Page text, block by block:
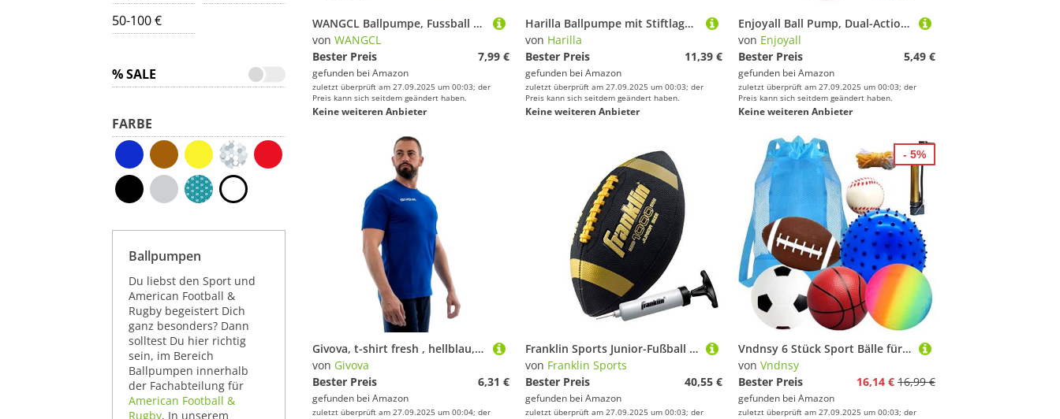
50-100 €
% SALE
FARBE
Ballpumpen
Du liebst den Sport und
American Football &
Rugby begeistert Dich
ganz besonders? Dann
solltest Du hier richtig
sein, im Bereich
Ballpumpen innerhalb
der Fachabteilung für
American Football &
Rugby. In unserem
WANGCL Ballpumpe, Fussball Pumpe Luftpumpe Ball für Basketball FußBall Volleyball Rugby Ball Luftballons Swimming Ring und Andere Aufblasbare BäLle
von WANGCL
Bester Preis
7,99 €
gefunden bei Amazon
zuletzt überprüft am 27.09.2025 um 00:03; der
Preis kann sich seitdem geändert haben.
Keine weiteren Anbieter
Harilla Ballpumpe mit Stiftlager, manuelle Pumpe für alle Übungsbälle, Handpumpe Aufblasensystem für Fußball -Volleyball -Rugby -Ball, Schwarz
von Harilla
Bester Preis
11,39 €
gefunden bei Amazon
zuletzt überprüft am 27.09.2025 um 00:03; der
Preis kann sich seitdem geändert haben.
Keine weiteren Anbieter
Enjoyall Ball Pump, Dual-Action Ballpumpe mit 2 Ersatznadeln: Luftepumpe für Ihren Fußball, Rugby Ball, Volleyball, Basketball, Handball und Andere aufblasbare Bälle
von Enjoyall
Bester Preis
5,49 €
gefunden bei Amazon
zuletzt überprüft am 27.09.2025 um 00:03; der
Preis kann sich seitdem geändert haben.
Keine weiteren Anbieter
Givova, t-shirt fresh , hellblau, M
von Givova
Bester Preis
6,31 €
gefunden bei Amazon
zuletzt überprüft am 27.09.2025 um 00:04; der
Franklin Sports Junior-Fußball - Kids Junior Size Youth Football - Synthetic Leather - Extra Grip - Schwarz/Gold - Air Pump Included
von Franklin Sports
Bester Preis
40,55 €
gefunden bei Amazon
zuletzt überprüft am 27.09.2025 um 00:03; der
Vndnsy 6 Stück Sport Bälle für Kleinkinder, Fußball Rugby-Ball Basketball Volleyball Baseball Sensory Ball, mit Pumpe, Kleinkind Sport Spielzeug, für Jungen Mädchen, Kinderball Drinnen und Draußen
von Vndnsy
Bester Preis
16,14 € 16,99 €
gefunden bei Amazon
zuletzt überprüft am 27.09.2025 um 00:03; der
- 5%